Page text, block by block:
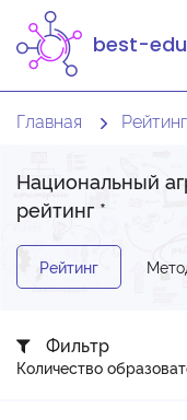
best-edu
Главная
Национальный
рейтинг *
Рейтинг
Фильтр
Количество